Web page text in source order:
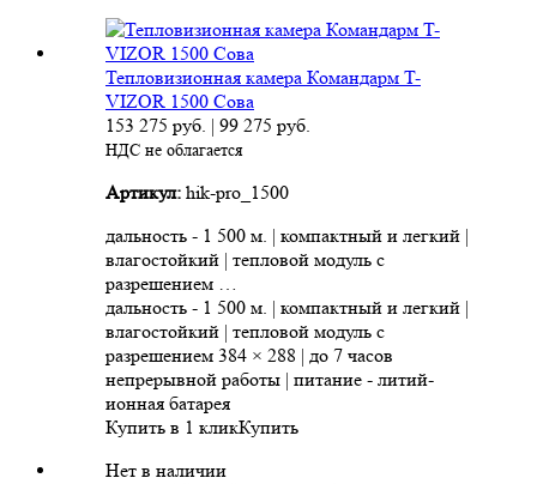
Тепловизионная камера Командарм T-
VIZOR 1500 Сова
153 275 руб. | 99 275 руб.
НДС не облагается
Артикул: hik-pro_1500
дальность - 1 500 м. | компактный и легкий |
влагостойкий | тепловой модуль с
разрешением …
дальность - 1 500 м. | компактный и легкий |
влагостойкий | тепловой модуль с
разрешением 384 × 288 | до 7 часов
непрерывной работы | питание - литий-
ионная батарея
Купить в 1 кликКупить
Нет в наличии